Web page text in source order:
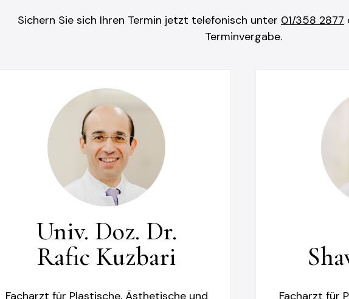
Sichern Sie sich Ihren Termin jetzt telefonisch unter 01/358 2877
Terminvergabe.
Univ. Doz. Dr.
Rafic Kuzbari